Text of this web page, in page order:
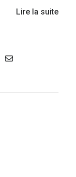
Lire la suite